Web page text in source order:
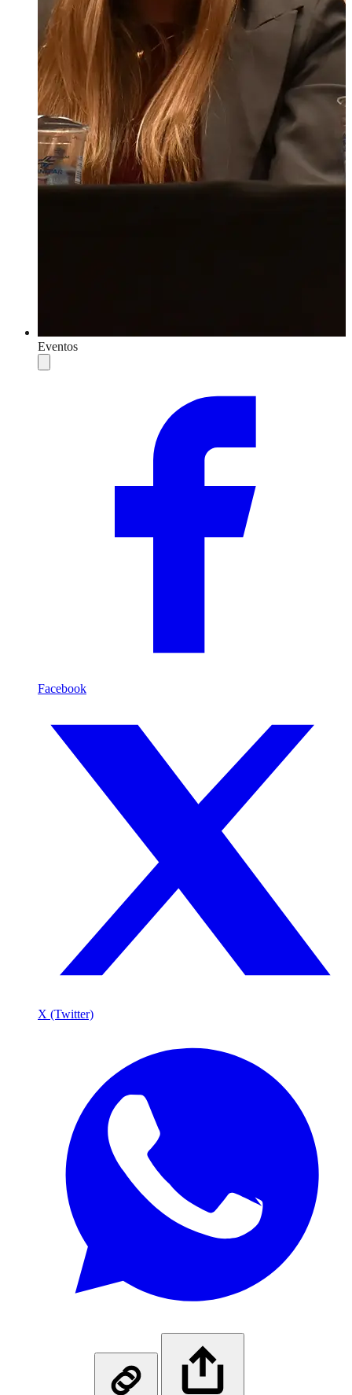
Eventos
Compartilhar
Facebook
X (Twitter)